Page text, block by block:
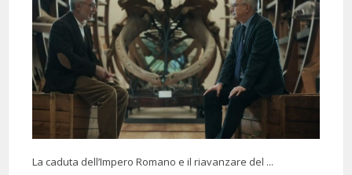
La caduta dell’Impero Romano e il riavanzare del ...